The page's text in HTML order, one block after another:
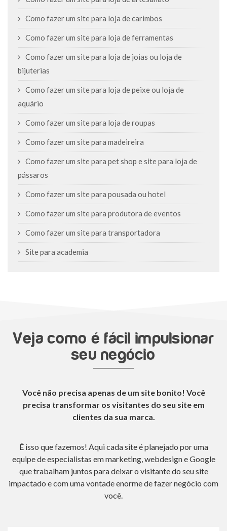
Como fazer um site para loja de carimbos
Como fazer um site para loja de ferramentas
Como fazer um site para loja de joias ou loja de
bijuterias
Como fazer um site para loja de peixe ou loja de
aquário
Como fazer um site para loja de roupas
Como fazer um site para madeireira
Como fazer um site para pet shop e site para loja de
pássaros
Como fazer um site para pousada ou hotel
Como fazer um site para produtora de eventos
Como fazer um site para transportadora
Site para academia
Veja como é fácil impulsionar
seu negócio
Você não precisa apenas de um site bonito! Você
precisa transformar os visitantes do seu site em
clientes da sua marca.
É isso que fazemos! Aqui cada site é planejado por uma
equipe de especialistas em marketing, webdesign e Google
que trabalham juntos para deixar o visitante do seu site
impactado e com uma vontade enorme de fazer negócio com
você.